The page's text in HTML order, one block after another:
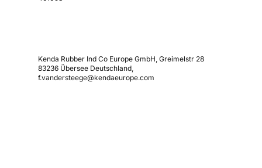
Kenda Rubber Ind Co Europe GmbH, Greimelstr 28
83236 Übersee Deutschland,
f.vandersteege@kendaeurope.com